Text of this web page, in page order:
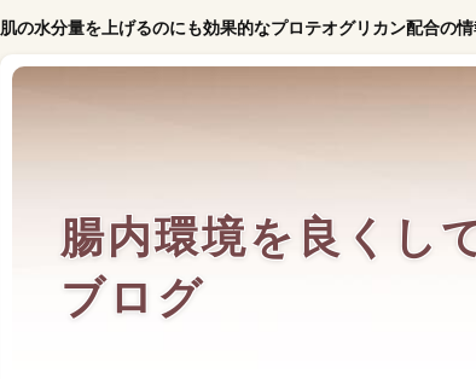
肌の水分量を上げるのにも効果的なプロテオグリカン配合の
腸内環境を良くし
ブログ